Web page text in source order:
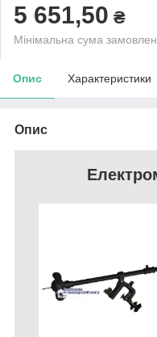
5 651,50 ₴
Мінімальна сума
Опис Характеристики
Опис